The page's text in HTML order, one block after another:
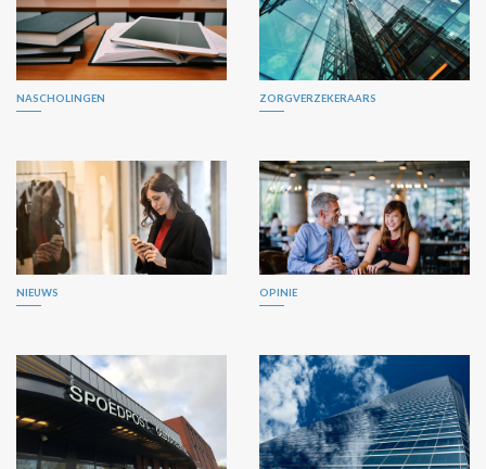
NASCHOLINGEN ZORGVERZEKERAARS
NIEUWS OPINIE